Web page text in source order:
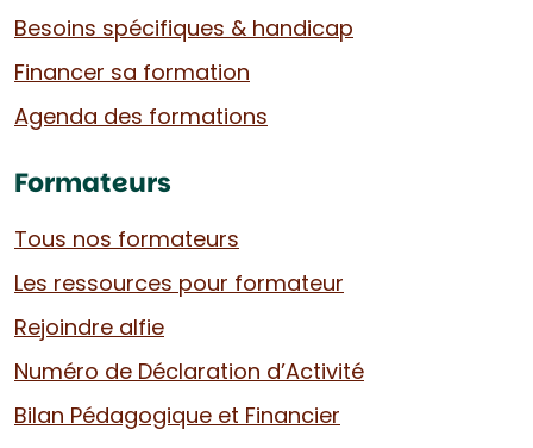
Besoins spécifiques & handicap
Financer sa formation
Agenda des formations
Formateurs
Tous nos formateurs
Les ressources pour formateur
Rejoindre alfie
Numéro de Déclaration d’Activité
Bilan Pédagogique et Financier